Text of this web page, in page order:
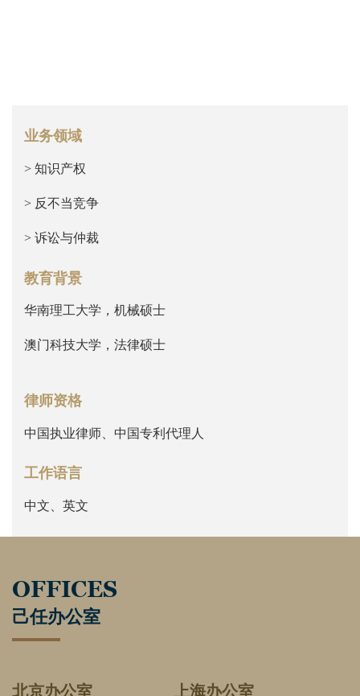
业务领域
> 知识产权
> 反不当竞争
> 诉讼与仲裁
教育背景
华南理工大学，机械硕士
澳门科技大学，法律硕士
律师资格
中国执业律师、中国专利代理人
工作语言
中文、英文
OFFICES
己任办公室
北京办公室 上海办公室